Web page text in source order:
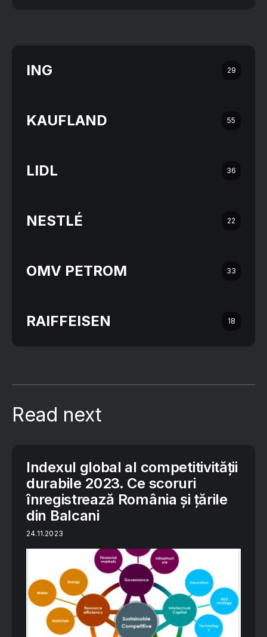
ING 29
KAUFLAND 55
LIDL 36
NESTLÉ 22
OMV PETROM 33
RAIFFEISEN 18
Read next
Indexul global al competitivității
durabile 2023. Ce scoruri
înregistrează România și țările
din Balcani
24.11.2023